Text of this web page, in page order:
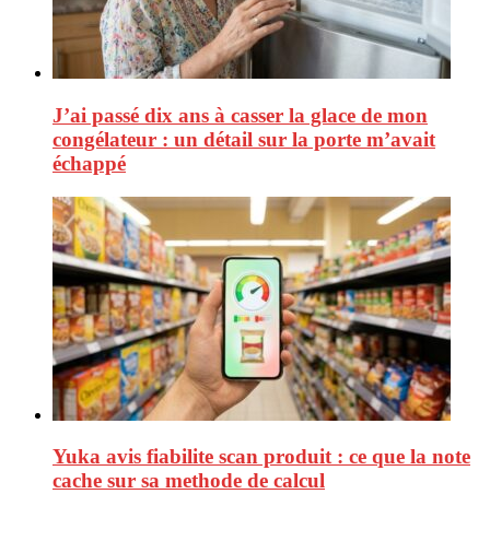
J’ai passé dix ans à casser la glace de mon
congélateur : un détail sur la porte m’avait
échappé
Yuka avis fiabilite scan produit : ce que la note
cache sur sa methode de calcul